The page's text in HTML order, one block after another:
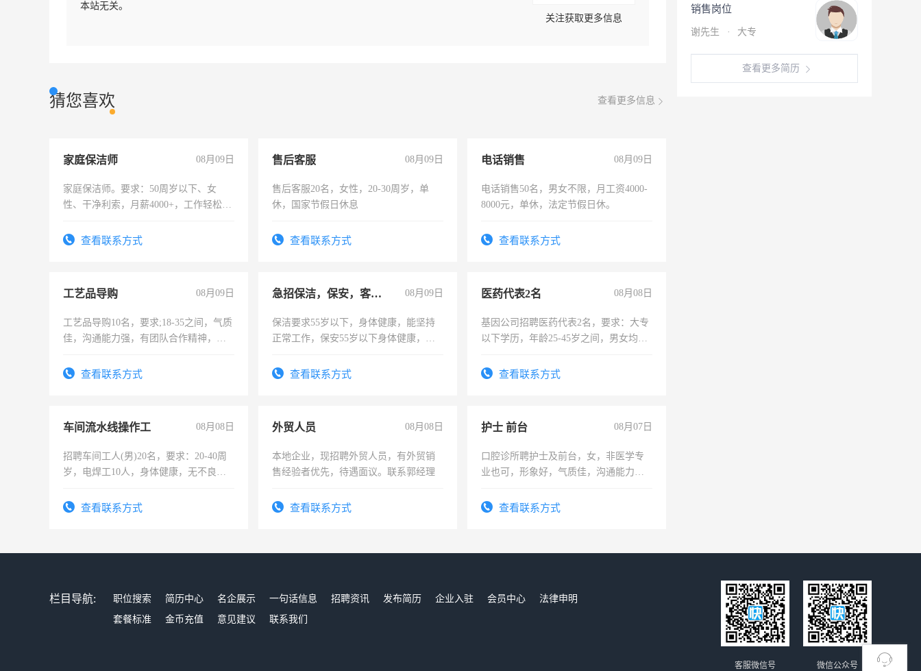
本站无关。
关注获取更多信息
猜您喜欢 查看更多信息
家庭保洁师 08月09日
家庭保洁师。要求：50周岁以下、女
性、干净利索，月薪4000+，工作轻松，
太太等。查看联系方式
售后客服 08月09日
售后客服20名，女性，20-30周岁，单
休，国家节假日休息
查看联系方式
电话销售 08月09日
电话销售50名，男女不限，月工资4000-
8000元，单休，法定节假日休。
查看联系方式
工艺品导购 08月09日
工艺品导购10名，要求;18-35之间，气质
佳，沟通能力强，有团队合作精神，有
查看联系方式
急招保洁，保安，客服，工程 08月09日
保洁要求55岁以下，身体健康，能坚持
正常工作，保安55岁以下身体健康，有
录，客服要求45岁以下高中以上文化，
查看联系方式
医药代表2名 08月08日
基因公司招聘医药代表2名，要求：大专
以下学历，年龄25-45岁之间，男女均
表或者有医学资质的优先，底薪+绩效，
查看联系方式
车间流水线操作工 08月08日
招聘车间工人(男)20名，要求：20-40周
岁，电焊工10人，身体健康，无不良嗜
宿，免费发放劳保用品，两班倒，每月
查看联系方式
外贸人员 08月08日
本地企业，现招聘外贸人员，有外贸销
售经验者优先，待遇面议。联系郭经理
查看联系方式
护士 前台 08月07日
口腔诊所聘护士及前台，女，非医学专
业也可，形象好，气质佳，沟通能力
查看联系方式
销售岗位
谢先生 · 大专
查看更多简历
栏目导航: 职位搜索 简历中心 名企展示 一句话信息 招聘资讯 发布简历 企业入驻 会员中心
法律申明
套餐标准
金币充值 意见建议 联系我们
微信公众号
客服微信号